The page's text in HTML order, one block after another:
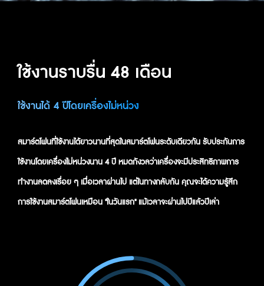
ใช้งานราบรื่น 48 เดือน
ใช้งานได้ 4 ปีโดยเครื่องไม่หน่วง
สมาร์ตโฟนที่ใช้งานได้ยาวนานที่สุดในสมาร์ตโฟนระดับเดียวกัน รับประกันการ
ใช้งานโดยเครื่องไม่หน่วงนาน 4 ปี หมดกังวลว่าเครื่องจะมีประสิทธิภาพการ
ทำงานลดลงเรื่อย ๆ เมื่อเวลาผ่านไป แต่ในทางกลับกัน คุณจะได้ความรู้สึก
การใช้งานสมาร์ตโฟนเหมือน "ในวันแรก" แม้เวลาจะผ่านไปปีแล้วปีเล่า